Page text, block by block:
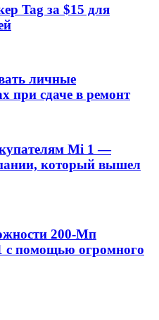
Tag за $15 для
личные
при сдаче в ремонт
Mi 1 —
который вышел
200-Мп
с помощью огромного